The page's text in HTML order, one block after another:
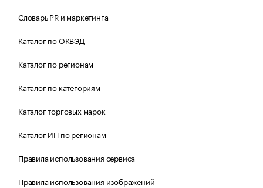
Словарь PR и маркетинга
Каталог по ОКВЭД
Каталог по регионам
Каталог по категориям
Каталог торговых марок
Каталог ИП по регионам
Правила использования сервиса
Правила использования изображений